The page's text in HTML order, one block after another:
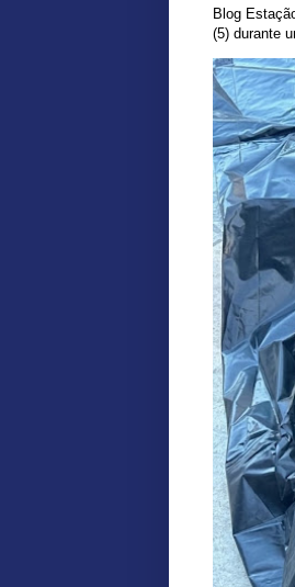
Blog
(5) durante